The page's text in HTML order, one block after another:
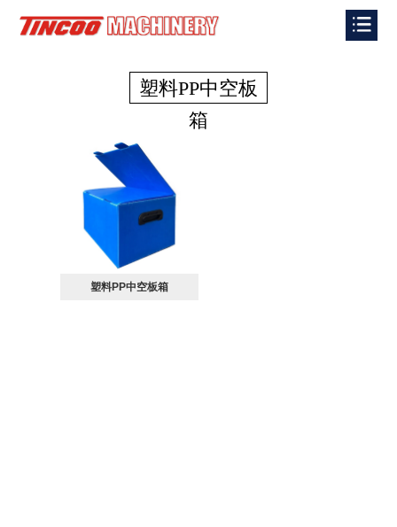
塑料PP中空板
箱
塑料PP中空板箱